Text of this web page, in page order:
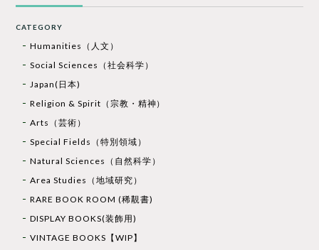
CATEGORY
Humanities（人文）
Social Sciences（社会科学）
Japan(日本)
Religion & Spirit（宗教・精神）
Arts（芸術）
Special Fields（特別領域）
Natural Sciences（自然科学）
Area Studies（地域研究）
RARE BOOK ROOM (稀覯書)
DISPLAY BOOKS(装飾用)
VINTAGE BOOKS【WIP】